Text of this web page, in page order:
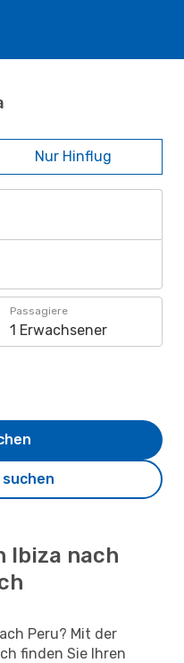
Nur Hinflug
Passagiere
1 Erwachsener
Ibiza nach
Peru? Mit der
finden Sie Ihren